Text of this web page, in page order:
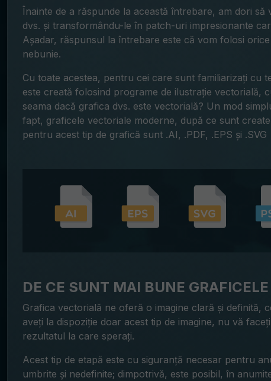
Înainte de a răspunde la această întrebare, am dori
dvs. și transformându-le în patch-uri impresionante
Așadar, răspunsul la întrebare este că vom folosi
nebunie.
Cu toate acestea, pentru cei care sunt familiarizați
este creată folosind programe de ilustrație vectorială,
seama dacă grafica dvs. este vectorială? Un mod
fapt, graficele vectoriale moderne, după ce sunt
pentru acest tip de grafică sunt .AI, .PDF, .EPS și .SVG
DE CE SUNT MAI BUNE
Grafica vectorială ne oferă o imagine clară și definită,
aveți la dispoziție doar acest tip de imagine, nu vă
rezultatul la care sperați.
Acest tip de etapă este cu siguranță necesar pentru
umbrite și nedefinite; dimpotrivă, este posibil, în